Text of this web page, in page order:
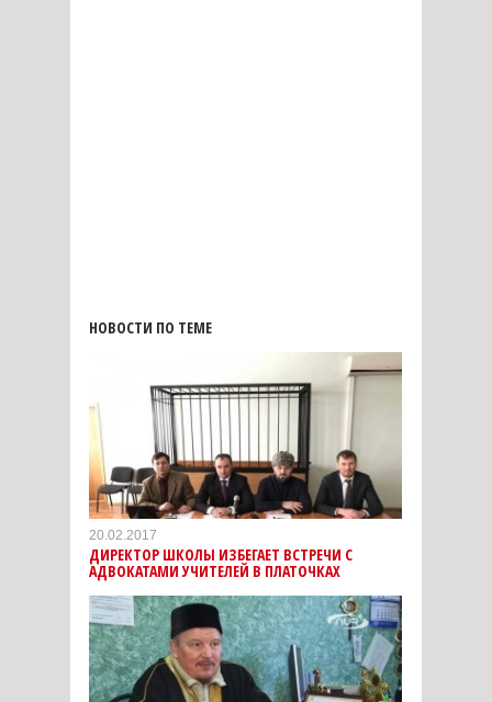
НОВОСТИ ПО ТЕМЕ
20.02.2017
ДИРЕКТОР ШКОЛЫ ИЗБЕГАЕТ ВСТРЕЧИ С
АДВОКАТАМИ УЧИТЕЛЕЙ В ПЛАТОЧКАХ